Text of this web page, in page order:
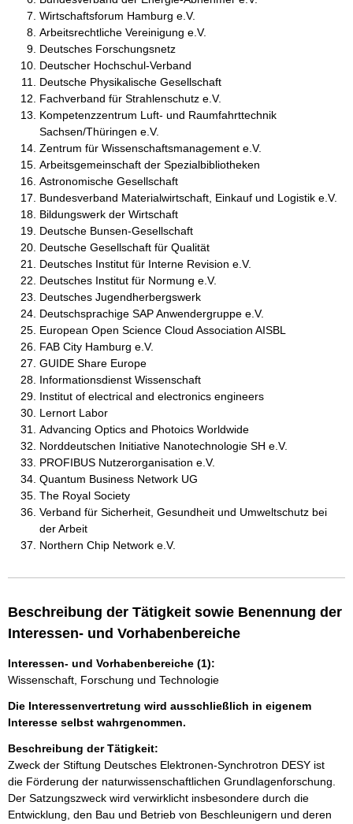
Wirtschaftsforum Hamburg e.V.
Arbeitsrechtliche Vereinigung e.V.
Deutsches Forschungsnetz
Deutscher Hochschul-Verband
Deutsche Physikalische Gesellschaft
Fachverband für Strahlenschutz e.V.
Kompetenzzentrum Luft- und Raumfahrttechnik
Sachsen/Thüringen e.V.
Zentrum für Wissenschaftsmanagement e.V.
Arbeitsgemeinschaft der Spezialbibliotheken
Astronomische Gesellschaft
Bundesverband Materialwirtschaft, Einkauf und Logistik e.V.
Bildungswerk der Wirtschaft
Deutsche Bunsen-Gesellschaft
Deutsche Gesellschaft für Qualität
Deutsches Institut für Interne Revision e.V.
Deutsches Institut für Normung e.V.
Deutsches Jugendherbergswerk
Deutschsprachige SAP Anwendergruppe e.V.
European Open Science Cloud Association AISBL
FAB City Hamburg e.V.
GUIDE Share Europe
Informationsdienst Wissenschaft
Institut of electrical and electronics engineers
Lernort Labor
Advancing Optics and Photoics Worldwide
Norddeutschen Initiative Nanotechnologie SH e.V.
PROFIBUS Nutzerorganisation e.V.
Quantum Business Network UG
The Royal Society
Verband für Sicherheit, Gesundheit und Umweltschutz bei
der Arbeit
Northern Chip Network e.V.
Beschreibung der Tätigkeit sowie Benennung der
Interessen- und Vorhabenbereiche
Interessen- und Vorhabenbereiche (1):
Wissenschaft, Forschung und Technologie
Die Interessenvertretung wird ausschließlich in eigenem
Interesse selbst wahrgenommen.
Beschreibung der Tätigkeit:
Zweck der Stiftung Deutsches Elektronen-Synchrotron DESY ist
die Förderung der naturwissenschaftlichen Grundlagenforschung.
Der Satzungszweck wird verwirklicht insbesondere durch die
Entwicklung, den Bau und Betrieb von Beschleunigern und deren